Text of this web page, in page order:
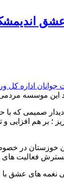
مردمی با
دیدار صمیمی که
؛ بر هم
خوزستان در
فعالیت های
نغمه های عشق